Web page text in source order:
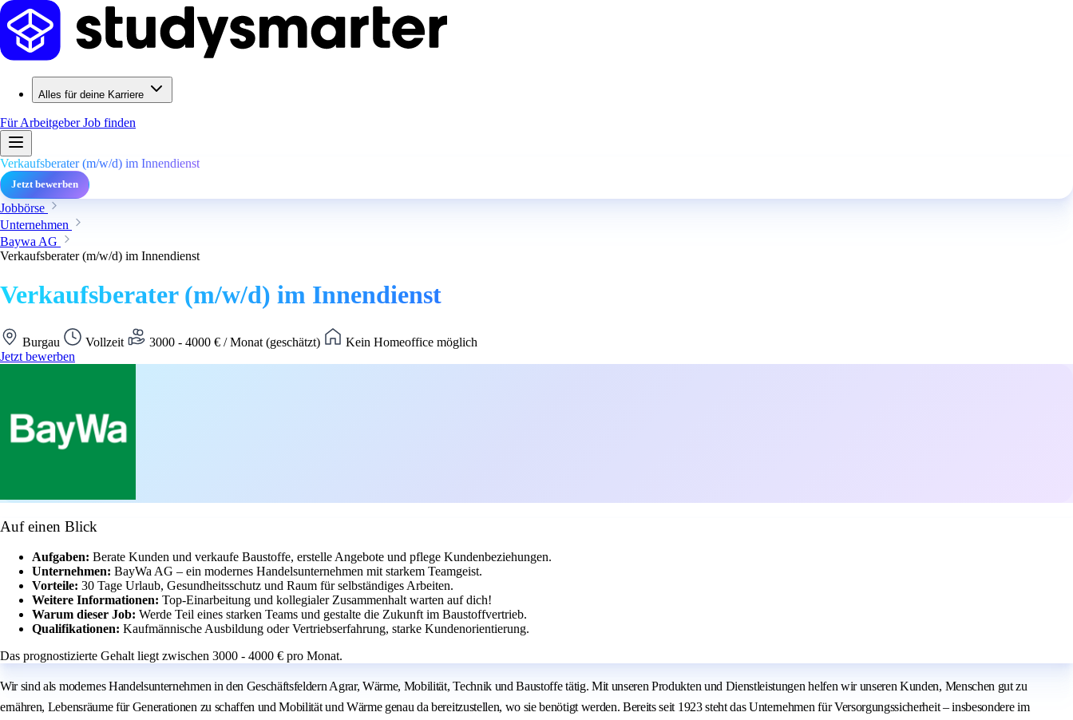
Alles für deine Karriere
Für ArbeitgeberJob finden
Verkaufsberater (m/w/d) im Innendienst
Jetzt bewerben
Jobbörse
Unternehmen
Baywa AG
Verkaufsberater (m/w/d) im Innendienst
Verkaufsberater (m/w/d) im Innendienst
Burgau Vollzeit 3000 - 4000 € / Monat (geschätzt)
Kein Homeoffice möglich
Jetzt bewerben
Auf einen Blick
Aufgaben: Berate Kunden und verkaufe Baustoffe, erstelle Angebote und pflege Kundenbeziehungen.
Unternehmen: BayWa AG – ein modernes Handelsunternehmen mit starkem Teamgeist.
Vorteile: 30 Tage Urlaub, Gesundheitsschutz und Raum für selbständiges Arbeiten.
Weitere Informationen: Top-Einarbeitung und kollegialer Zusammenhalt warten auf dich!
Warum dieser Job: Werde Teil eines starken Teams und gestalte die Zukunft im Baustoffvertrieb.
Qualifikationen: Kaufmännische Ausbildung oder Vertriebserfahrung, starke Kundenorientierung.
Das prognostizierte Gehalt liegt zwischen 3000 - 4000 € pro Monat.
Wir sind als modernes Handelsunternehmen in den Geschäftsfeldern Agrar, Wärme, Mobilität, Technik und Baustoffe tätig. Mit unseren Produkten und Dienstleistungen helfen wir unseren Kunden, Menschen gut zu
ernähren, Lebensräume für Generationen zu schaffen und Mobilität und Wärme genau da bereitzustellen, wo sie benötigt werden. Bereits seit 1923 steht das Unternehmen für Versorgungssicherheit – insbesondere im